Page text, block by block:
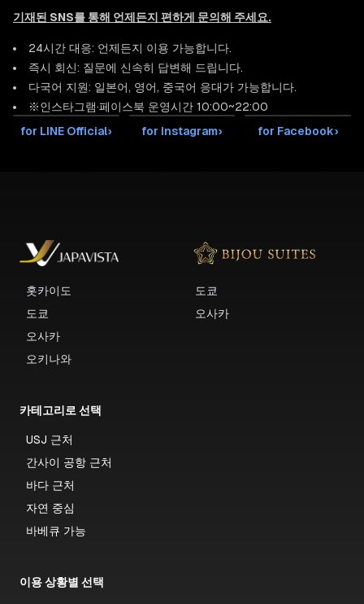
기재된 SNS를 통해 언제든지 편하게 문의해 주세요.
24시간 대응: 언제든지 이용 가능합니다.
즉시 회신: 질문에 신속히 답변해 드립니다.
다국어 지원: 일본어, 영어, 중국어 응대가 가능합니다.
※인스타그램·페이스북 운영시간 10:00~22:00
for LINE Official› for Instagram› for Facebook›
홋카이도
도쿄
오사카
오키나와
도쿄
오사카
카테고리로 선택
USJ 근처
간사이 공항 근처
바다 근처
자연 중심
바베큐 가능
이용 상황별 선택